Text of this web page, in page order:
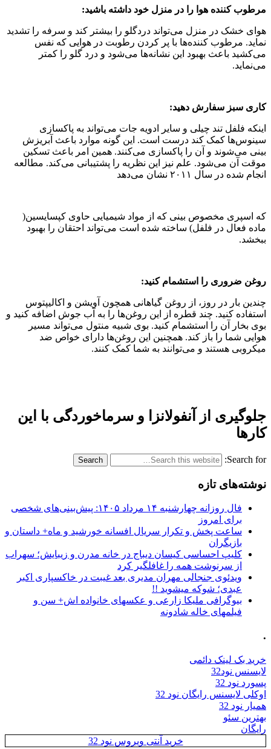
مرطوب کننده هوا را در منزل خود داشته باشید:
هوای خشک در منزل می‌تواند دردگلو را بیشتر کند و سرفه را تشدید
نماید. مرطوب کننده‌ها با پر کردن رطوبت در هوایی که نفس
می‌کشید باعث بهبود این نشانه‌ها می‌شود و درد گلو را کمتر
می‌نماید.
کاری سبز سفارش دهید:
اینکه فلفل تند چیلی و سایر ادویه جات می‌تواند به پاکسازی
سینوس‌ها کمک کند درست است. این گونه موارد باعث آبریزش
بینی می‌شوند و آن را پاکسازی می‌کنند. همین امر باعث تسکین
موقت آن می‌شود. علم نیز این نظریه را پشتیبانی می‌کند. مطالعه
انجام شده در سال ۲۰۱۱ نشان می‌دهد
که اسپری مخصوص بینی که از مواد شیمیایی حاوی کپسایسین(
ماده فعال در فلفل) ساخته شده است می‌تواند احتقان را بهبود
ببخشد.
روغن ضروری را استشمام کنید:
چندین بار در روز، از روغن گیاهانی همچون آویشن و اکالیپتوس
استفاده کنید. چند قطره از این روغن‌ها را به آب جوش اضافه کنید و
بوی بخار آن را استشمام کنید. بوی شبیه منتول می‌تواند مسیر
هوایی شما را باز کند. همچنین این روغن‌ها دارای خواص ضد
میکروبی هستند و می‌توانند به شما کمک کنند.
جلوگیری از آنفولانزا و سرماخوردگی با این
کارها
Search for:
نوشته‌های تازه
فال روزانه چهارشنبه ۱۴ مرداد ۱۴۰۵: پیش‌بینی‌های شخصی
برای امروز
ساعت پخش و تکرار سریال افسانه خورشید و ماه+ داستان و
بازیگران
کلیپ احساسی کیسان دیباج در خانه مدرن و زیبایش؛ سهراب
از سرنوشت همه را غافلگیر کرد
ویدئوی جنجالی مهران مدیری بعد غیبت در خاکسپاری اکبر
عبدی؛ شوکه میشوید !!
بیوگرافی ملیکا زارعی و عکسهای خانواده اش+ سن و
فیلمهای خاله شادونه
.
خرید بک لینک دائمی
لایسنس نود32
پسورد نود 32
اوکلی لایسنس رایگان نود 32
همیار نود 32
بهترین سئو
رایگان
خرید آنتی ویروس نود 32